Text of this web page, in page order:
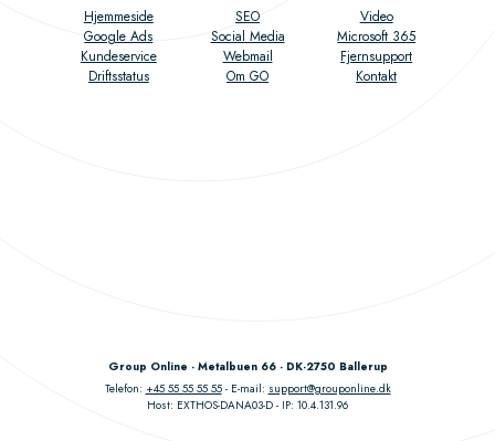
Hjemmeside
SEO
Video
Google Ads
Social Media
Microsoft 365
Kundeservice
Webmail
Fjernsupport
Driftsstatus
Om GO Kontakt
Group Online - Metalbuen 66 - DK-2750 Ballerup
Telefon: +45 55 55 55 55 E-mail: support@grouponline.dk
Host: EXTHOS-DANA03-D IP: 10.4.131.96